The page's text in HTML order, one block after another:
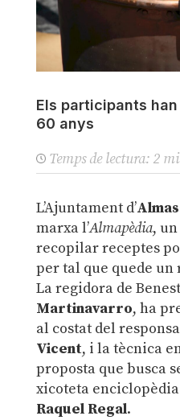
Els participants
60 anys
Temps de lectura: 2
L’Ajuntament d’
marxa l’Almapèdia,
recopilar receptes
per tal que quede un
La regidora de
Martinavarro, ha
al costat del
Vicent, i la tècnica
proposta que busca
xicoteta
Raquel Regal.